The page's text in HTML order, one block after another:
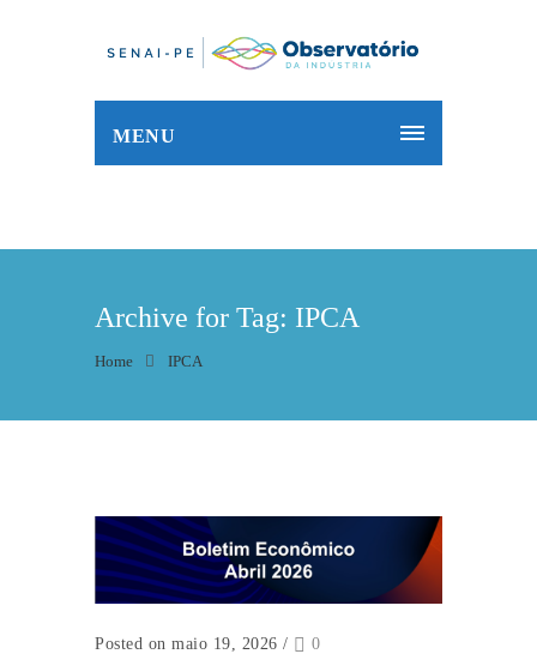
MENU
Archive for Tag: IPCA
Home IPCA
Posted on maio 19, 2026 /
0